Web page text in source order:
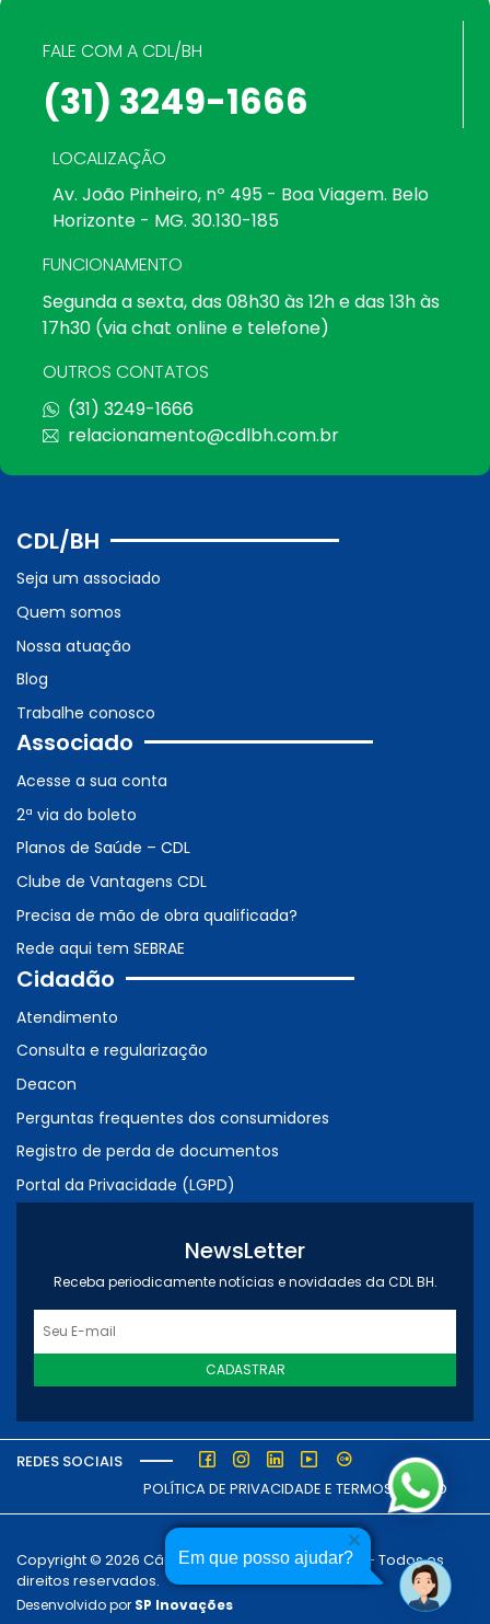
Em que posso ajudar?
FALE COM A CDL/BH
(31) 3249-1666
LOCALIZAÇÃO
Av. João Pinheiro, nº 495 - Boa Viagem. Belo
Horizonte - MG. 30.130-185
FUNCIONAMENTO
Segunda a sexta, das 08h30 às 12h e das 13h às
17h30 (via chat online e telefone)
OUTROS CONTATOS
(31) 3249-1666
relacionamento@cdlbh.com.br
CDL/BH
Seja um associado
Quem somos
Nossa atuação
Blog
Trabalhe conosco
Associado
Acesse a sua conta
2ª via do boleto
Planos de Saúde – CDL
Clube de Vantagens CDL
Precisa de mão de obra qualificada?
Rede aqui tem SEBRAE
Cidadão
Atendimento
Consulta e regularização
Deacon
Perguntas frequentes dos consumidores
Registro de perda de documentos
Portal da Privacidade (LGPD)
NewsLetter
Receba periodicamente notícias e novidades da CDL BH.
CADASTRAR
REDES SOCIAIS
POLÍTICA DE PRIVACIDADE E TERMOS DE USO
Copyright © 2026 Câmara dos Dirigentes Lojistas - Todos os
direitos reservados.
Desenvolvido por SP Inovações